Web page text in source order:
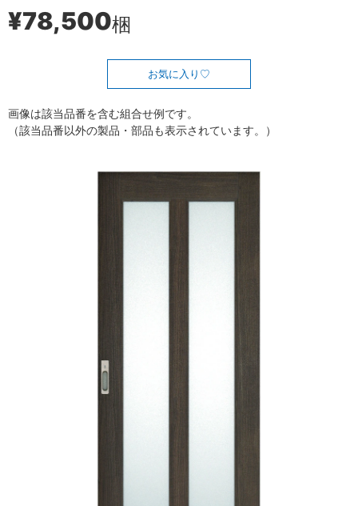
¥78,500梱
お気に入り
画像は該当品番を含む組合せ例です。
（該当品番以外の製品・部品も表示されています。）